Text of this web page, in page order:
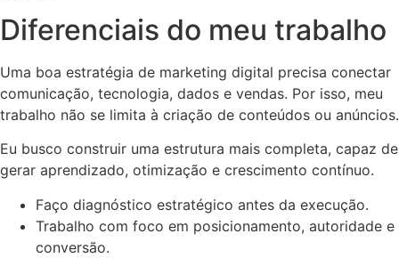
Diferenciais do meu trabalho
Uma boa estratégia de marketing digital precisa conectar
comunicação, tecnologia, dados e vendas. Por isso, meu
trabalho não se limita à criação de conteúdos ou anúncios.
Eu busco construir uma estrutura mais completa, capaz de
gerar aprendizado, otimização e crescimento contínuo.
Faço diagnóstico estratégico antes da execução.
Trabalho com foco em posicionamento, autoridade e
conversão.